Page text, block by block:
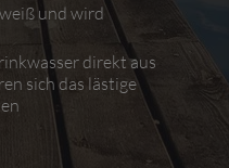
und wird
direkt aus
sich das lästige